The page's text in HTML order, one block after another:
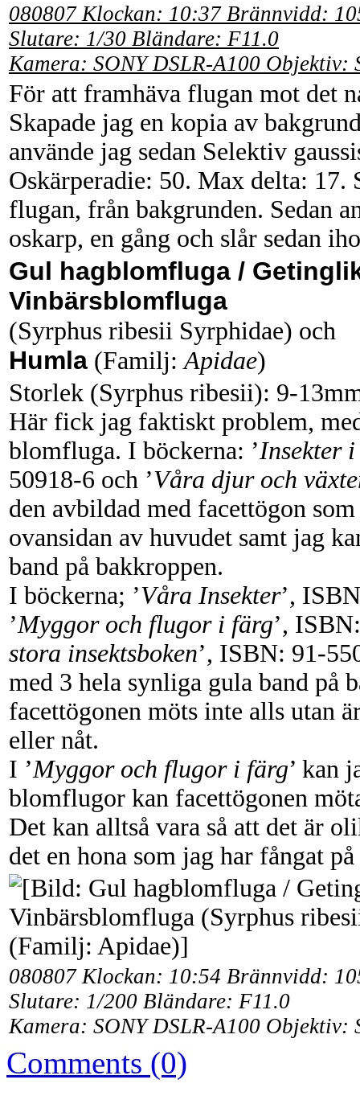
080807 Klockan: 10:37 Brännvidd:
Slutare: 1/30 Bländare: F11.0
Kamera: SONY DSLR-A100
För att framhäva flugan mot det
Skapade jag en kopia av
använde jag sedan Selektiv
Oskärperadie: 50. Max delta: 17.
flugan, från bakgrunden. Sedan
oskarp, en gång och slår sedan
Gul hagblomfluga /
Vinbärsblomfluga
(Syrphus ribesii Syrphidae) och
Humla (Familj: Apidae)
Storlek (Syrphus ribesii): 9-
Här fick jag faktiskt problem,
blomfluga. I böckerna: ’Insekter
50918-6 och ’Våra djur och
den avbildad med facettögon
ovansidan av huvudet samt jag
band på bakkroppen.
I böckerna; ’Våra Insekter’,
’Myggor och flugor i färg’,
stora insektsboken’, ISBN: 91-
med 3 hela synliga gula band på
facettögonen möts inte alls utan
eller nåt.
I ’Myggor och flugor i färg’ kan
blomflugor kan facettögonen
Det kan alltså vara så att det är
det en hona som jag har fångat
080807 Klockan: 10:54 Brännvidd:
Slutare: 1/200 Bländare: F11.0
Kamera: SONY DSLR-A100
Comments (0)